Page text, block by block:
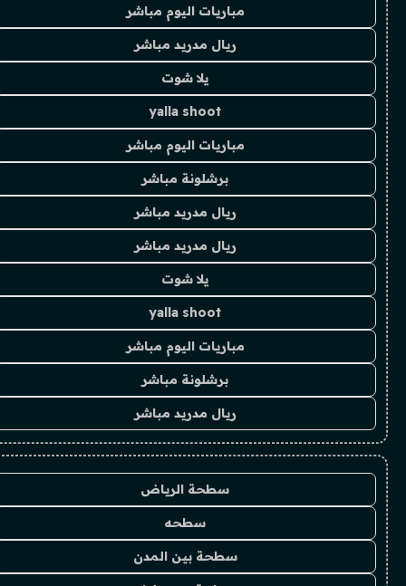
مباريات اليوم مباشر
ريال مدريد مباشر
يلا شوت
yalla shoot
مباريات اليوم مباشر
برشلونة مباشر
ريال مدريد مباشر
ريال مدريد مباشر
يلا شوت
yalla shoot
مباريات اليوم مباشر
برشلونة مباشر
ريال مدريد مباشر
سطحة الرياض
سطحه
سطحة بين المدن